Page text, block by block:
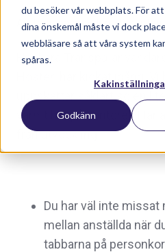
du besöker vår webbplats. För
dina önskemål måste vi dock
webbläsare så att våra system
spåras.
Godkänn
AvTranspaden den 30
Hej kära Transpa-användare!
uppskattar såklart solen
varmt här på kontoret. Här
från utveckling:
Du har väl inte
mellan anställda när
tabbarna på